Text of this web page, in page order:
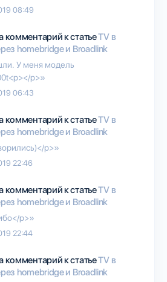
08:49
комментарий к статьеTV в
homebridge и Broadlink
У меня модель
p>»
06:43
комментарий к статьеTV в
homebridge и Broadlink
p>»
22:46
комментарий к статьеTV в
homebridge и Broadlink
p>»
22:44
комментарий к статьеTV в
homebridge и Broadlink